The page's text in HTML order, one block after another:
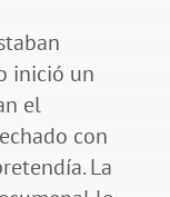
inició un
el
con
La